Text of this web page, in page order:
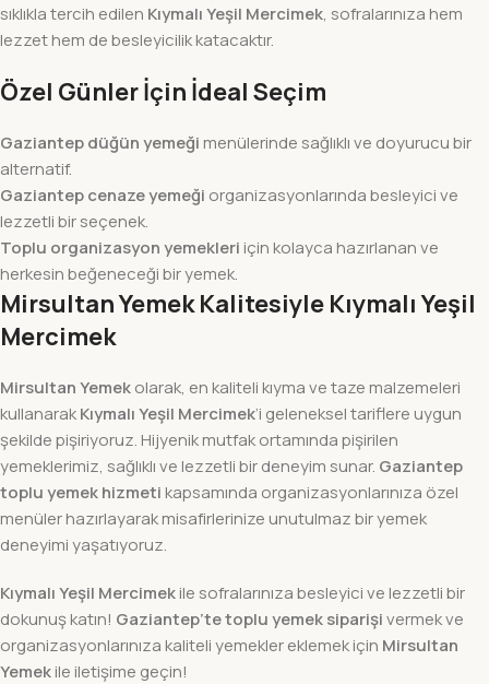
sıklıkla tercih edilen Kıymalı Yeşil Mercimek, sofralarınıza hem
lezzet hem de besleyicilik katacaktır.
Özel Günler İçin İdeal Seçim
Gaziantep düğün yemeği menülerinde sağlıklı ve doyurucu bir
alternatif.
Gaziantep cenaze yemeği organizasyonlarında besleyici ve
lezzetli bir seçenek.
Toplu organizasyon yemekleri için kolayca hazırlanan ve
herkesin beğeneceği bir yemek.
Mirsultan Yemek Kalitesiyle Kıymalı Yeşil
Mercimek
Mirsultan Yemekolarak, en kaliteli kıyma ve taze malzemeleri
kullanarakKıymalı Yeşil Mercimek’i geleneksel tariflere uygun
şekilde pişiriyoruz. Hijyenik mutfak ortamında pişirilen
yemeklerimiz, sağlıklı ve lezzetli bir deneyim sunar. Gaziantep
toplu yemek hizmeti kapsamında organizasyonlarınıza özel
menüler hazırlayarak misafirlerinize unutulmaz bir yemek
deneyimi yaşatıyoruz.
Kıymalı Yeşil Mercimekile sofralarınıza besleyici ve lezzetli bir
dokunuş katın! Gaziantep’te toplu yemek siparişivermek ve
organizasyonlarınıza kaliteli yemekler eklemek için Mirsultan
Yemekile iletişime geçin!